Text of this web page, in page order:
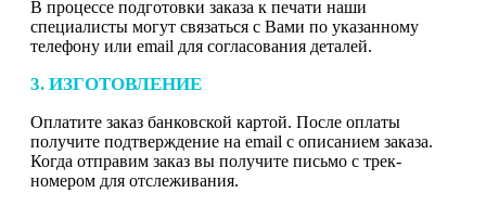
В процессе подготовки заказа к печати наши
специалисты могут связаться с Вами по указанному
телефону или email для согласования деталей.
3. ИЗГОТОВЛЕНИЕ
Оплатите заказ банковской картой. После оплаты
получите подтверждение на email с описанием заказа.
Когда отправим заказ вы получите письмо с трек-
номером для отслеживания.